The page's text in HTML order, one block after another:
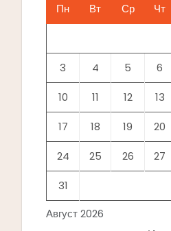
Август 2026
Пн Вт Ср Чт
3 4 5 6
10 11 12 13
17 18 19 20
24 25 26 27
31